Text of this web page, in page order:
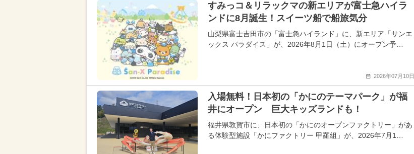
すみっコ＆リラックマの新エリアが富士急ハイラ
ンドに8月誕生！スイーツ船で船旅気分
山梨県富士吉田市の「富士急ハイランド」に、新エリア「サンエ
ックス パラダイス」が、2026年8月1日（土）にオープン予…
2026年07月10日
入場無料！日本初の「かにのテーマパーク」が福
井にオープン 巨大キッズランドも！
福井県敦賀市に、日本初の「かにのオープンファクトリー」があ
る体験型施設「かにファクトリー 甲羅組」が、2026年7月1…